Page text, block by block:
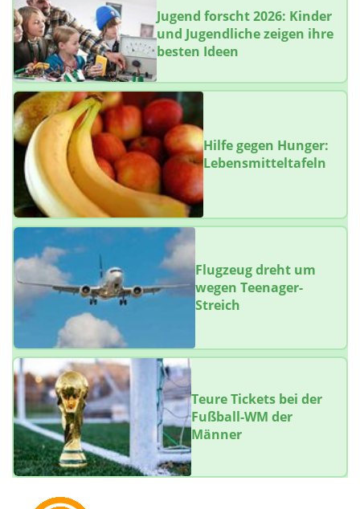
Jugend forscht 2026: Kinder
und Jugendliche zeigen ihre
besten Ideen
Hilfe gegen Hunger:
Lebensmitteltafeln
Flugzeug dreht um
wegen Teenager-
Streich
Teure Tickets bei der
Fußball-WM der
Männer